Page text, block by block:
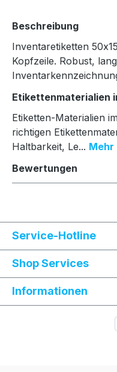
Beschreibung
Inventaretiketten
Kopfzeile. Robust,
Etikettenmaterialien
Etiketten-Materialien
richtigen
Haltbarkeit, Le... Mehr
Bewertungen
Service-Hotline
Shop Services
Informationen